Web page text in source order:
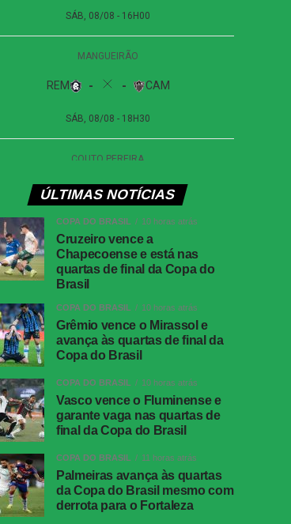
ÚLTIMAS NOTÍCIAS
COPA DO BRASIL 10 horas atrás
Cruzeiro vence a
Chapecoense e está nas
quartas de final da Copa do
Brasil
COPA DO BRASIL 10 horas atrás
Grêmio vence o Mirassol e
avança às quartas de final da
Copa do Brasil
COPA DO BRASIL 10 horas atrás
Vasco vence o Fluminense e
garante vaga nas quartas de
final da Copa do Brasil
COPA DO BRASIL 11 horas atrás
Palmeiras avança às quartas
da Copa do Brasil mesmo com
derrota para o Fortaleza